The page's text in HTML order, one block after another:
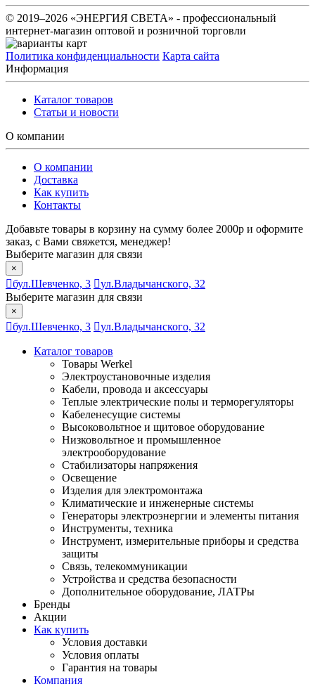
© 2019–2026 «ЭНЕРГИЯ СВЕТА» - профессиональный
интернет-магазин оптовой и розничной торговли
Политика конфиденциальности Карта сайта
Информация
Каталог товаров
Статьи и новости
О компании
О компании
Доставка
Как купить
Контакты
Добавьте товары в корзину на сумму более 2000р и оформите
заказ, с Вами свяжется, менеджер!
Выберите магазин для связи
×
бул.Шевченко, 3
ул.Владычанского, 32
Выберите магазин для связи
×
бул.Шевченко, 3 ул.Владычанского, 32
Каталог товаров
Товары Werkel
Электроустановочные изделия
Кабели, провода и аксессуары
Теплые электрические полы и терморегуляторы
Кабеленесущие системы
Высоковольтное и щитовое оборудование
Низковольтное и промышленное
электрооборудование
Стабилизаторы напряжения
Освещение
Изделия для электромонтажа
Климатические и инженерные системы
Генераторы электроэнергии и элементы питания
Инструменты, техника
Инструмент, измерительные приборы и средства
защиты
Связь, телекоммуникации
Устройства и средства безопасности
Дополнительное оборудование, ЛАТРы
Бренды
Акции
Как купить
Условия доставки
Условия оплаты
Гарантия на товары
Компания